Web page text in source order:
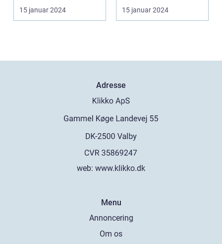
ældste og mest
befolkede na...
15 januar 2024
Japan, et land be...
15 januar 2024
Adresse
web: www.klikko.dk
Menu
Annoncering
Om os